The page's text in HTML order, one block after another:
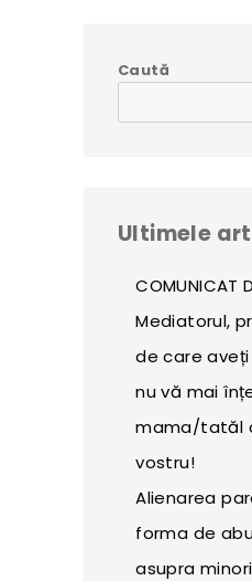
Caută
Ultimele
COMUNICAT
Mediatorul,
de care
nu vă mai
mama/tatăl
vostru!
Alienarea
forma de
asupra